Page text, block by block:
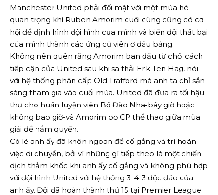
Manchester United phải đối mặt với một mùa hè
quan trọng khi Ruben Amorim cuối cùng cũng có cơ
hội để định hình đội hình của mình và biến đội thất bại
của mình thành các ứng cử viên ở đầu bảng.
Không nên quên rằng Amorim ban đầu từ chối cách
tiếp cận của United sau khi sa thải Erik Ten Hag, nói
với hệ thống phân cấp Old Trafford mà anh ta chỉ sẵn
sàng tham gia vào cuối mùa. United đã đưa ra tối hậu
thư cho huấn luyện viên Bồ Đào Nha-bây giờ hoặc
không bao giờ-và Amorim bỏ CP thể thao giữa mùa
giải để nắm quyền.
Có lẽ anh ấy đã khôn ngoan để cố gắng và trì hoãn
việc di chuyển, bởi vì những gì tiếp theo là một chiến
dịch thảm khốc khi anh ấy cố gắng và không phù hợp
với đội hình United với hệ thống 3-4-3 độc đáo của
anh ấy. Đội đã hoàn thành thứ 15 tại Premier League